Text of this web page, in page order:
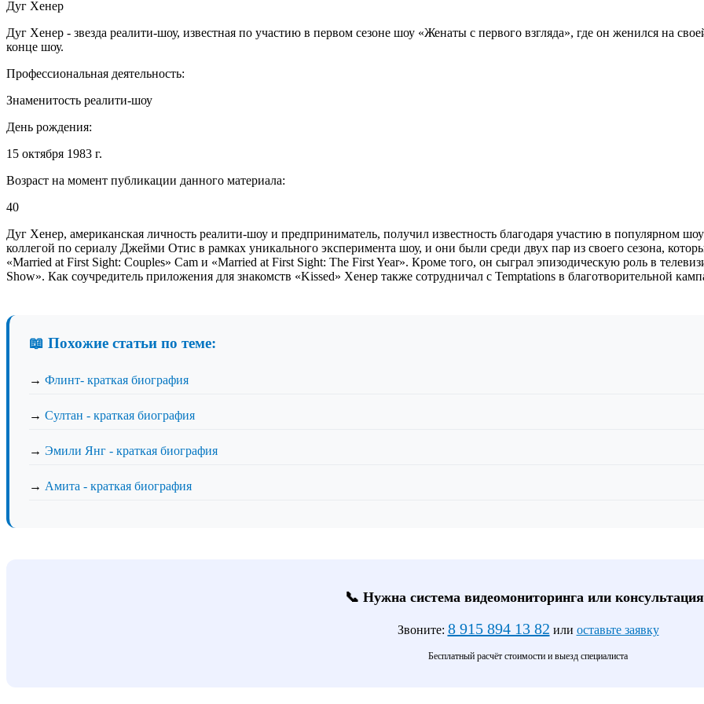
Дуг Хенер
Дуг Хенер - звезда реалити-шоу, известная по участию в первом сезоне шоу «Женаты с первого взгляда», где он женился на
конце шоу.
Профессиональная деятельность:
Знаменитость реалити-шоу
День рождения:
15 октября 1983 г.
Возраст на момент публикации данного материала:
40
Дуг Хенер, американская личность реалити-шоу и предприниматель, получил известность благодаря участию в популярном
коллегой по сериалу Джейми Отис в рамках уникального эксперимента шоу, и они были среди двух пар из своего сезона,
«Married at First Sight: Couples» Cam и «Married at First Sight: The First Year». Кроме того, он сыграл эпизодическую роль в
Show». Как соучредитель приложения для знакомств «Kissed» Хенер также сотрудничал с Temptations в благотворительной
📖 Похожие статьи по теме:
→ Флинт- краткая биография
→ Султан - краткая биография
→ Эмили Янг - краткая биография
→ Амита - краткая биография
📞 Нужна система видеомониторинга или
Звоните: 8 915 894 13 82 или оставьте заявку
Бесплатный расчёт стоимости и выезд специалиста